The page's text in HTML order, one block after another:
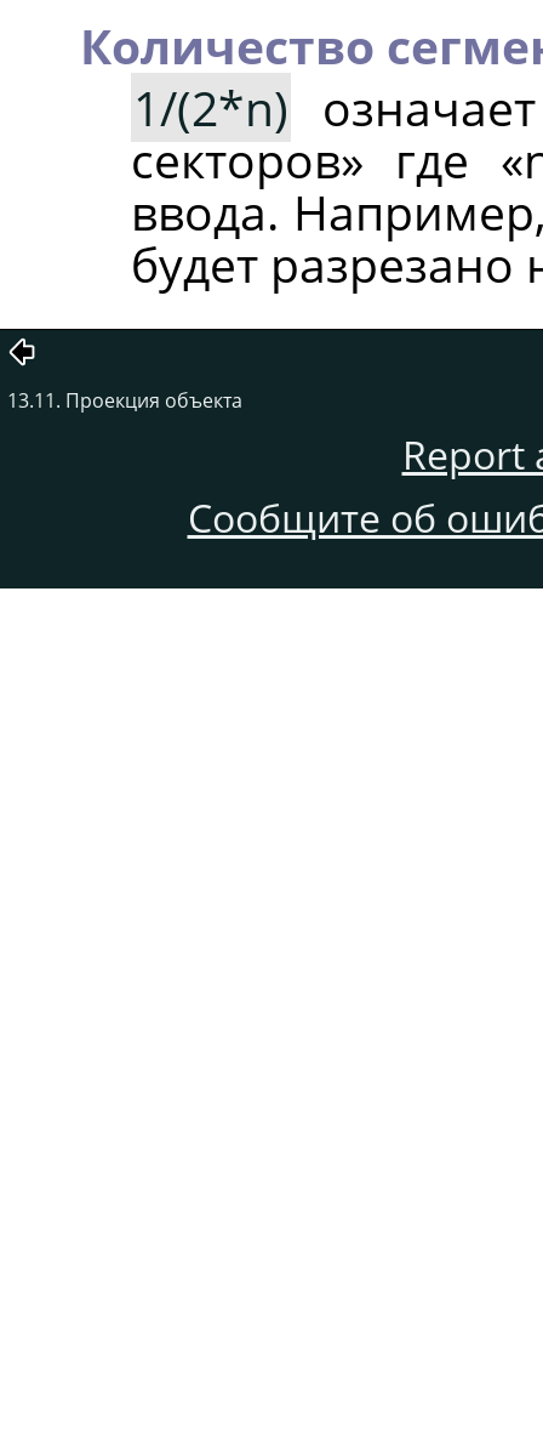
Количество
1/(2*n)
секторов» где «
ввода.
будет разрезано
13.11. Проекция объекта
Report
Сообщите об